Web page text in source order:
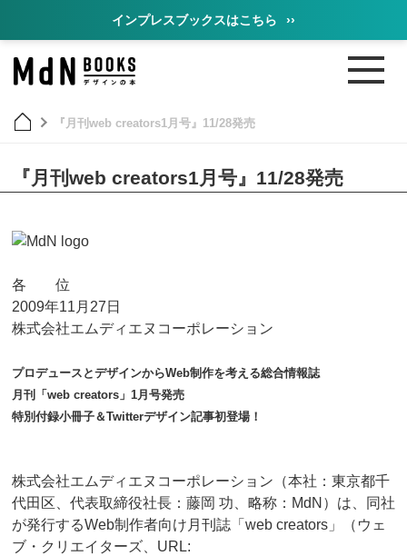
インプレスブックスはこちら ››
『月刊web creators1月号』11/28発売
『月刊web creators1月号』11/28発売
各 位
2009年11月27日
株式会社エムディエヌコーポレーション
プロデュースとデザインからWeb制作を考える総合情報誌
月刊「web creators」1月号発売
特別付録小冊子＆Twitterデザイン記事初登場！
株式会社エムディエヌコーポレーション（本社：東京都千
代田区、代表取締役社長：藤岡 功、略称：MdN）は、同社
が発行するWeb制作者向け月刊誌「web creators」（ウェ
ブ・クリエイターズ、URL: